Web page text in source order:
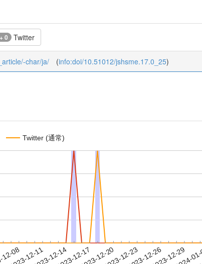
0 Twitter
char/ja/ (info:doi/10.51012/jshsme.17.0_25)
Twitter (通常)
08
2023-12-112023-12-142023-12-172023-12-202023-12-232023-12-262023-12-29
2024-